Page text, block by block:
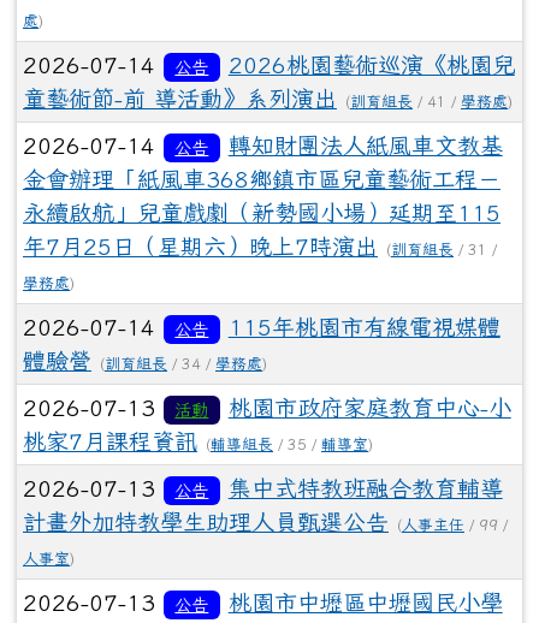
處)
2026-07-14 公告
2026桃園藝術巡演《桃園兒
童藝術節-前 導活動》系列演出
(訓育組長 / 41 / 學務處)
2026-07-14 公告
轉知財團法人紙風車文教基
金會辦理「紙風車368鄉鎮市區兒童藝術工程－
永續啟航」兒童戲劇（新勢國小場）延期至115
年7月25日（星期六）晚上7時演出
(訓育組長 / 31 /
學務處)
2026-07-14 公告
115年桃園市有線電視媒體
體驗營
(訓育組長 / 34 / 學務處)
2026-07-13 活動
桃園市政府家庭教育中心-小
桃家7月課程資訊
(輔導組長 / 35 / 輔導室)
2026-07-13 公告
集中式特教班融合教育輔導
計畫外加特教學生助理人員甄選公告
( 人事主任 / 99 /
人事室)
2026-07-13 公告
桃園市中壢區中壢國民小學